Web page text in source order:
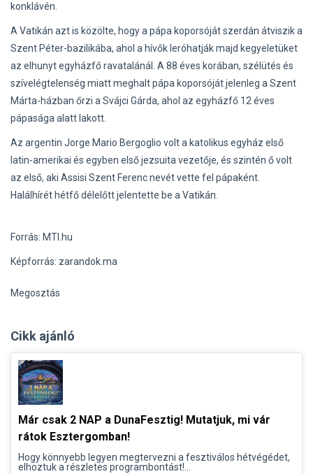
konklávén.
A Vatikán azt is közölte, hogy a pápa koporsóját szerdán átviszik a
Szent Péter-bazilikába, ahol a hívők leróhatják majd kegyeletüket
az elhunyt egyházfő ravatalánál. A 88 éves korában, szélütés és
szívelégtelenség miatt meghalt pápa koporsóját jelenleg a Szent
Márta-házban őrzi a Svájci Gárda, ahol az egyházfő 12 éves
pápasága alatt lakott.
Az argentin Jorge Mario Bergoglio volt a katolikus egyház első
latin-amerikai és egyben első jezsuita vezetője, és szintén ő volt
az első, aki Assisi Szent Ferenc nevét vette fel pápaként.
Halálhírét hétfő délelőtt jelentette be a Vatikán.
Forrás: MTI.hu
Képforrás: zarandok.ma
Megosztás
Cikk ajánló
Már csak 2 NAP a DunaFesztig! Mutatjuk, mi vár
rátok Esztergomban!
Hogy könnyebb legyen megtervezni a fesztiválos hétvégédet,
elhoztuk a részletes programbontást!...